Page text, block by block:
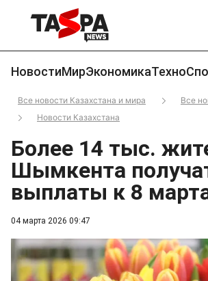
НовостиМирЭкономикаТехно
Все новости Казахстана и мира
Все
Новости Казахстана
04 марта 2026 09:47
Более 14 тыс.
Шымкента
выплаты к 8